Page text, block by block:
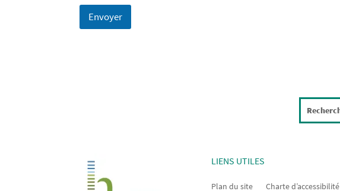
Envoyer
LIENS UTILES
Plan du site Charte d’accessibilité